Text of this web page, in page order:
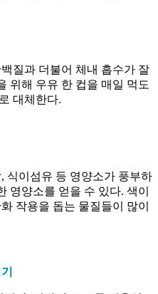
질과 더불어 체내 흡수가 잘
위해 우유 한 컵을 매일 먹도
대체한다.
식이섬유 등 영양소가 풍부하
영양소를 얻을 수 있다. 색이
작용을 돕는 물질들이 많이